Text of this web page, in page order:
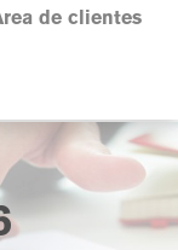
de clientes